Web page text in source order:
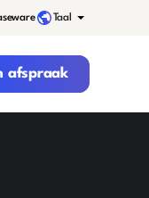
Taal
afspraak